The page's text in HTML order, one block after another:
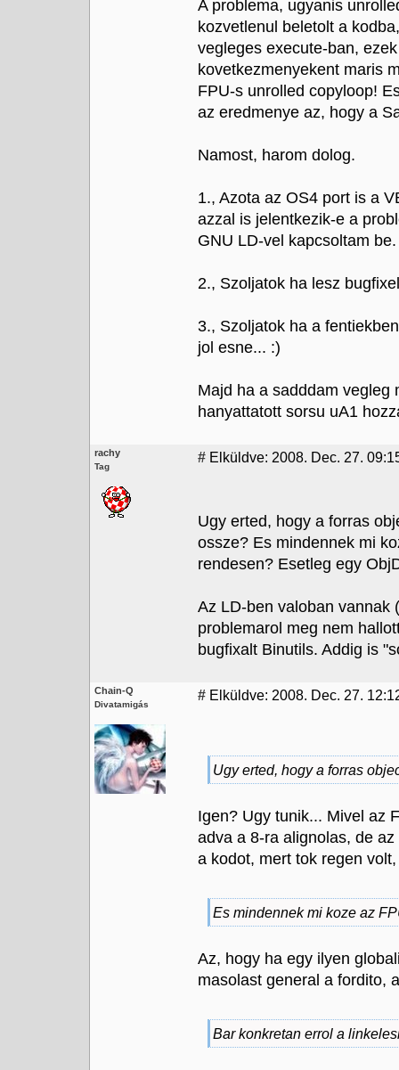
A problema, ugyanis
kozvetlenul beletolt a
vegleges execute-ban,
kovetkezmenyekent maris
FPU-s unrolled copyloop!
az eredmenye az, hogy a
Namost, harom dolog.
1., Azota az OS4 port is a
azzal is jelentkezik-e a
GNU LD-vel kapcsoltam be.
2., Szoljatok ha lesz
3., Szoljatok ha a
jol esne... :)
Majd ha a sadddam vegleg
hanyattatott sorsu uA1
rachy
Tag
# Elküldve: 2008. Dec. 27.
Ugy erted, hogy a forras
ossze? Es mindennek mi
rendesen? Esetleg egy
Az LD-ben valoban vannak
problemarol meg nem
bugfixalt Binutils. Addig is
Chain-Q
Divatamigás
# Elküldve: 2008. Dec. 27.
Ugy erted, hogy a forras
Igen? Ugy tunik... Mivel az
adva a 8-ra alignolas, de
a kodot, mert tok regen
Es mindennek mi koze az
Az, hogy ha egy ilyen
masolast general a fordito,
Bar konkretan errol a